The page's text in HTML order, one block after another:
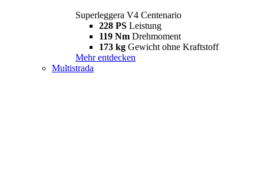
Superleggera V4 Centenario
228 PS Leistung
119 Nm Drehmoment
173 kg Gewicht ohne Kraftstoff
Mehr entdecken
Multistrada